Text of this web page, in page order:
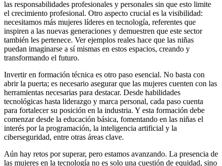
las responsabilidades profesionales y personales sin que esto limite
el crecimiento profesional. Otro aspecto crucial es la visibilidad:
necesitamos más mujeres líderes en tecnología, referentes que
inspiren a las nuevas generaciones y demuestren que este sector
también les pertenece. Ver ejemplos reales hace que las niñas
puedan imaginarse a sí mismas en estos espacios, creando y
transformando el futuro.
Invertir en formación técnica es otro paso esencial. No basta con
abrir la puerta; es necesario asegurar que las mujeres cuenten con las
herramientas necesarias para destacar. Desde habilidades
tecnológicas hasta liderazgo y marca personal, cada paso cuenta
para fortalecer su posición en la industria. Y esta formación debe
comenzar desde la educación básica, fomentando en las niñas el
interés por la programación, la inteligencia artificial y la
ciberseguridad, entre otras áreas clave.
Aún hay retos por superar, pero estamos avanzando. La presencia de
las mujeres en la tecnología no es solo una cuestión de equidad, sino